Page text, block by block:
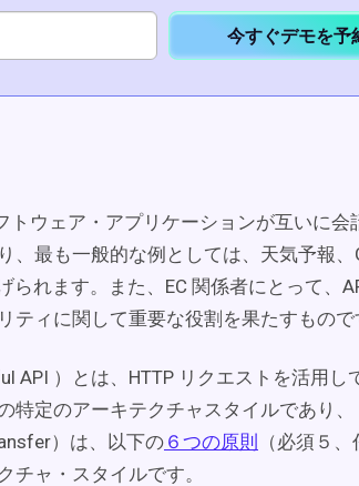
今すぐデモを予
トウェア・アプリケーションが互いに会
、最も一般的な例としては、天気予報、
られます。また、EC 関係者にとって、
ティに関して重要な役割を果たすもので
API ）とは、HTTP リクエストを活用し
特定のアーキテクチャスタイルであり、
）は、以下の ６つの原則
（必須５
チャ・スタイルです。